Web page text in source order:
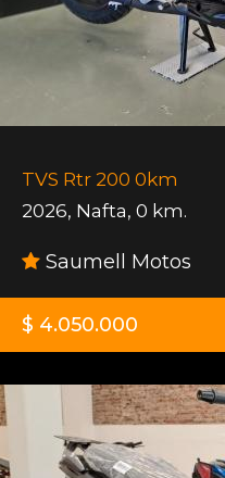
TVS Rtr 200 0km
2026, Nafta, 0 km.
Saumell Motos
$ 4.050.000